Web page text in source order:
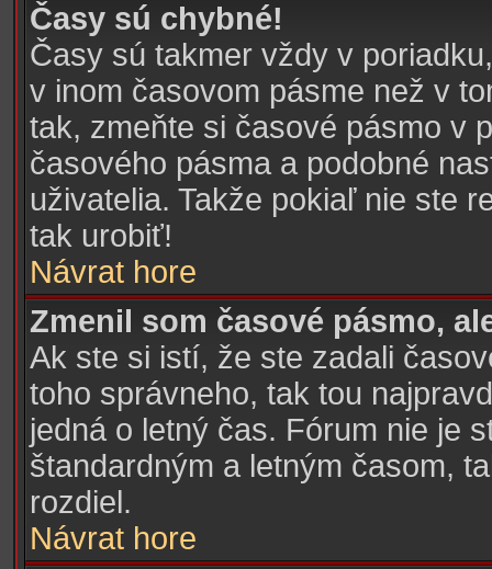
Časy sú chybné!
Časy sú takmer vždy v
v inom časovom pásme než v
tak, zmeňte si časové pásmo v
časového pásma a podobné
uživatelia. Takže pokiaľ nie ste
tak urobiť!
Návrat hore
Zmenil som časové pásmo,
Ak ste si istí, že ste zadali
toho správneho, tak tou
jedná o letný čas. Fórum nie je
štandardným a letným časom,
rozdiel.
Návrat hore